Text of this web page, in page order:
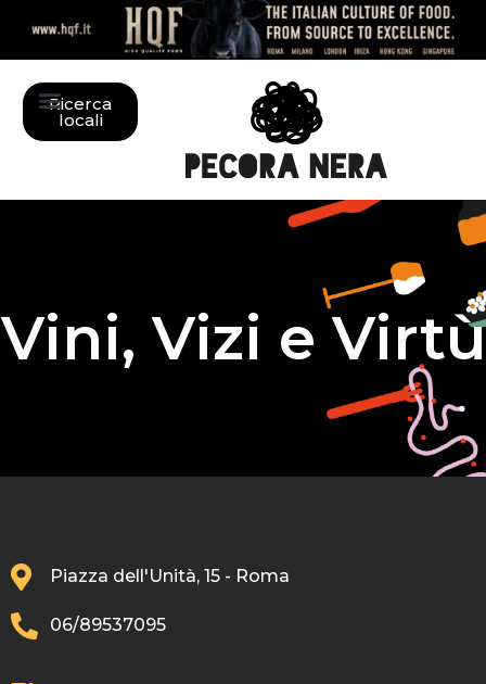
Ricerca
locali
Vini, Vizi e Virtù
Piazza dell'Unità, 15 - Roma
06/89537095